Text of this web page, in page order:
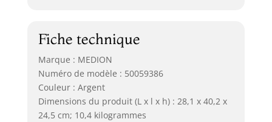
Fiche technique
Marque : MEDION
Numéro de modèle : 50059386
Couleur : Argent
Dimensions du produit (L x l x h) : 28,1 x 40,2 x
24,5 cm; 10,4 kilogrammes